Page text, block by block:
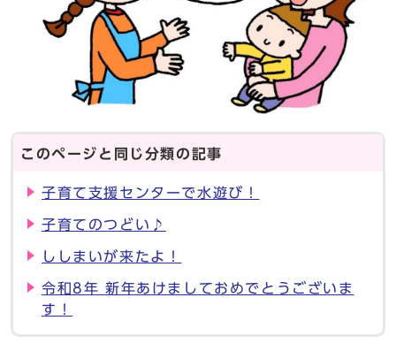
このページと同じ分類の記事
子育て支援センターで水遊び！
子育てのつどい♪
ししまいが来たよ！
令和8年 新年あけましておめでとうございま
す！